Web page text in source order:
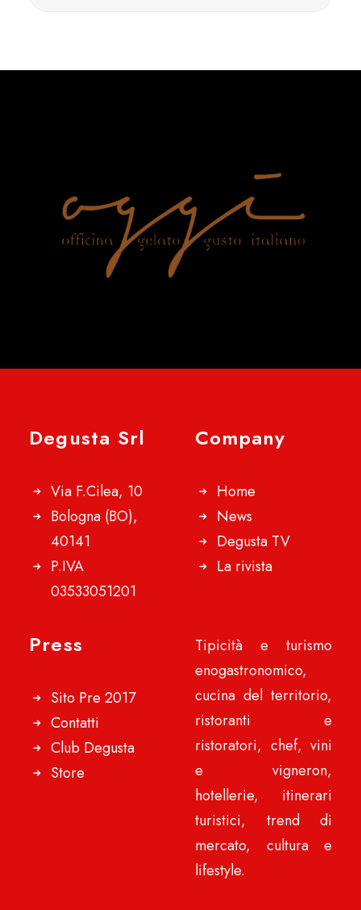
Degusta Srl
Via F.Cilea, 10
Bologna (BO),
40141
P.IVA
03533051201
Company
Home
News
Degusta TV
La rivista
Press
Sito Pre 2017
Contatti
Club Degusta
Store
Tipicità e turismo
enogastronomico,
cucina del territorio,
ristoranti e
ristoratori, chef, vini
e vigneron,
hotellerie, itinerari
turistici, trend di
mercato, cultura e
lifestyle.